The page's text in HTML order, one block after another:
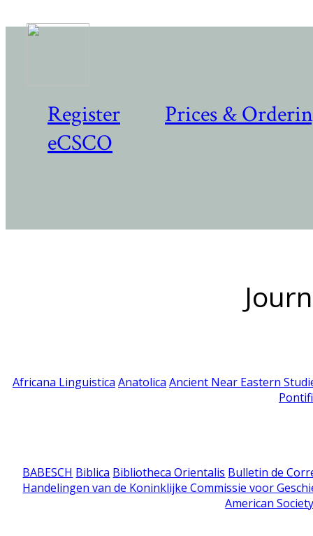
Register
Prices &
eCSCO
Africana Linguistica Anatolica Ancient Near Eastern
BABESCH Biblica Bibliotheca Orientalis Bulletin de
Handelingen van de Koninklijke Commissie voor
American